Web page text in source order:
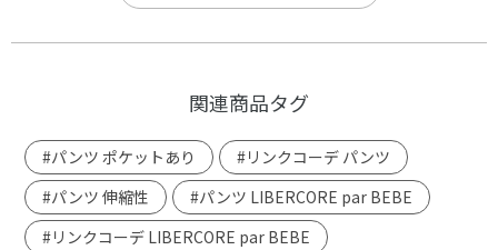
関連商品タグ
#パンツ ポケットあり
#リンクコーデ パンツ
#パンツ 伸縮性
#パンツ LIBERCORE par BEBE
#リンクコーデ LIBERCORE par BEBE